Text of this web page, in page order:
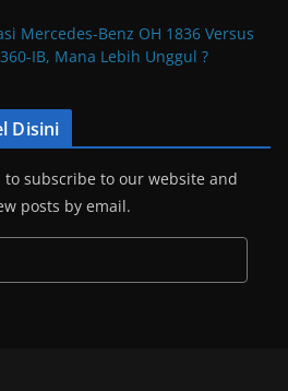
Mercedes-Benz OH 1836 Versus
IB, Mana Lebih Unggul ?
Disini
subscribe to our website and
posts by email.